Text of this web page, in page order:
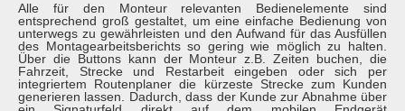
Alle für den Monteur relevanten Bedienelemente sind
entsprechend groß gestaltet, um eine einfache Bedienung von
unterwegs zu gewährleisten und den Aufwand für das Ausfüllen
des Montagearbeitsberichts so gering wie möglich zu halten.
Über die Buttons kann der Monteur z.B. Zeiten buchen, die
Fahrzeit, Strecke und Restarbeit eingeben oder sich per
integriertem Routenplaner die kürzeste Strecke zum Kunden
generieren lassen. Dadurch, dass der Kunde zur Abnahme über